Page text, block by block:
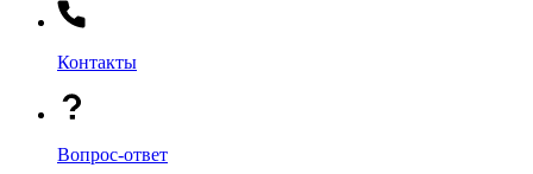
Контакты
Вопрос-ответ